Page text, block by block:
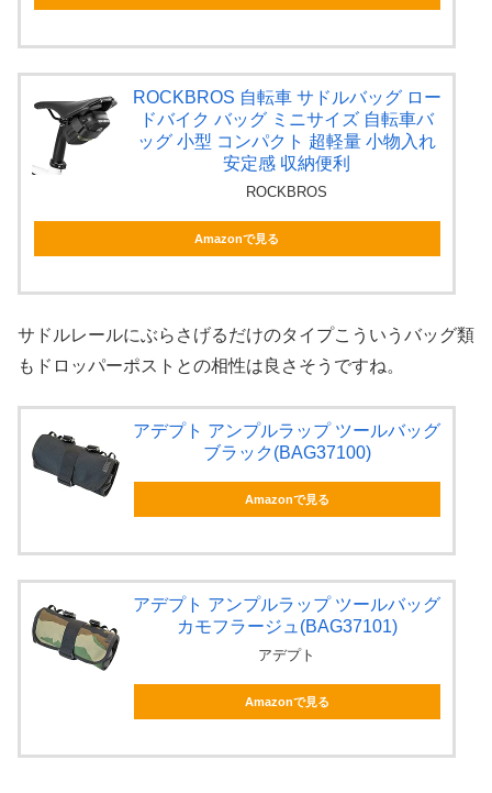
ROCKBROS 自転車 サドルバッグ ロー
ドバイク バッグ ミニサイズ 自転車バ
ッグ 小型 コンパクト 超軽量 小物入れ
安定感 収納便利
ROCKBROS
Amazonで見る
サドルレールにぶらさげるだけのタイプこういうバッグ類
もドロッパーポストとの相性は良さそうですね。
アデプト アンプルラップ ツールバッグ
ブラック(BAG37100)
Amazonで見る
アデプト アンプルラップ ツールバッグ
カモフラージュ(BAG37101)
アデプト
Amazonで見る